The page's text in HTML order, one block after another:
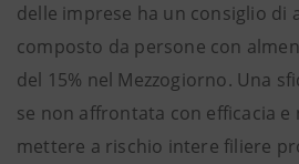
delle imprese ha un consiglio di
composto da persone con
del 15% nel Mezzogiorno. Una
se non affrontata con efficacia
mettere a rischio intere filiere